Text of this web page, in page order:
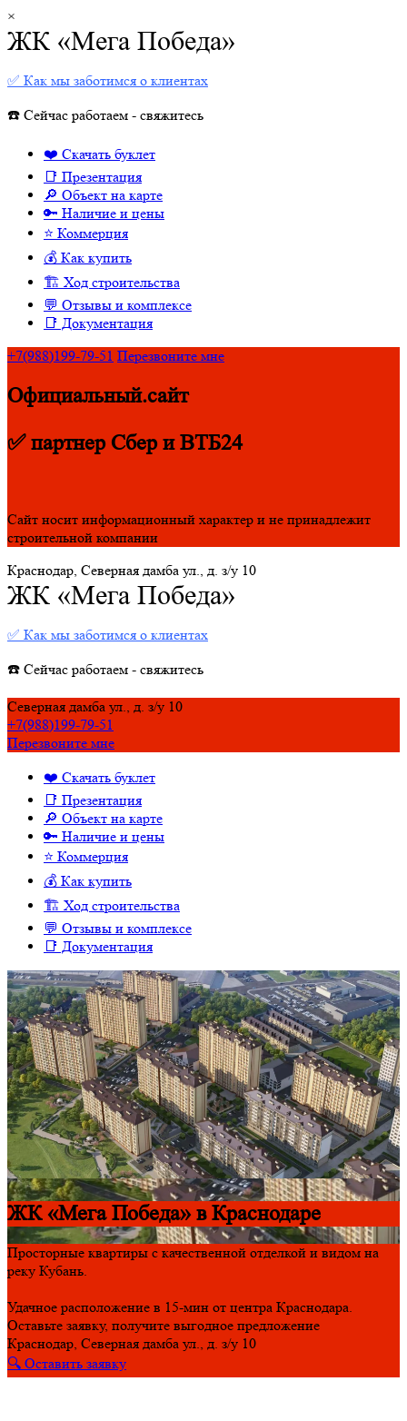
×
ЖК «Мега Победа»
✅ Как мы заботимся о клиентах
☎️ Сейчас работаем - свяжитесь
❤️ Скачать буклет
📑 Презентация
🔎 Объект на карте
🔑 Наличие и цены
⭐️ Коммерция
💰 Как купить
🏗 Ход строительства
💬 Отзывы и комплексе
📑 Документация
+7(988)199-79-51 Перезвоните мне
Официальный.сайт
✅ партнер Сбер и ВТБ24
Сайт носит информационный характер и не принадлежит
строительной компании
Краснодар, Северная дамба ул., д. з/у 10
ЖК «Мега Победа»
✅ Как мы заботимся о клиентах
☎️ Сейчас работаем - свяжитесь
Северная дамба ул., д. з/у 10
+7(988)199-79-51
Перезвоните мне
❤️ Скачать буклет
📑 Презентация
🔎 Объект на карте
🔑 Наличие и цены
⭐️ Коммерция
💰 Как купить
🏗 Ход строительства
💬 Отзывы и комплексе
📑 Документация
ЖК «Мега Победа» в Краснодаре
Просторные квартиры с качественной отделкой и видом на
реку Кубань.
Удачное расположение в 15-мин от центра Краснодара.
Оставьте заявку, получите выгодное предложение
Краснодар, Северная дамба ул., д. з/у 10
🔍 Оставить заявку